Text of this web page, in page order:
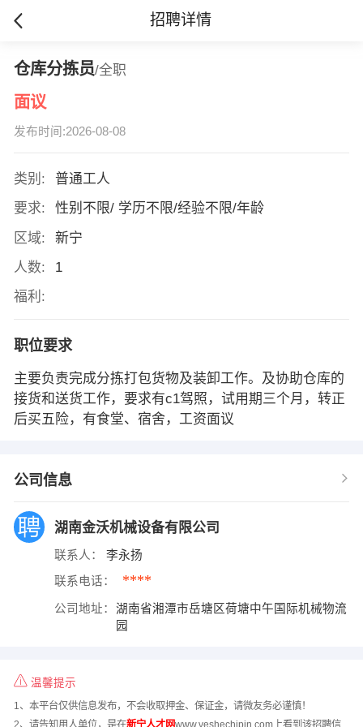
招聘详情
仓库分拣员/全职
面议
发布时间:2026-08-08
类别:
普通工人
要求:
性别不限/ 学历不限/经验不限/年龄
区域:
新宁
人数:
1
福利:
职位要求
主要负责完成分拣打包货物及装卸工作。及协助仓库的
接货和送货工作，要求有c1驾照，试用期三个月，转正
后买五险，有食堂、宿舍，工资面议
公司信息
湖南金沃机械设备有限公司
联系人： 李永扬
联系电话： ****
公司地址：
湖南省湘潭市岳塘区荷塘中午国际机械物流
园
温馨提示
1、本平台仅供信息发布，不会收取押金、保证金，请微友务必谨慎！
2、请告知用人单位，是在新宁人才网www.veshechipin.com上看到该招聘信